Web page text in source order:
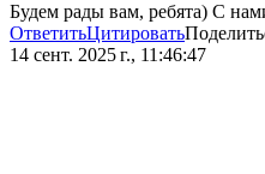
Будем рады вам, ребята) С
ОтветитьЦитировать
14 сент. 2025 г., 11:46:47